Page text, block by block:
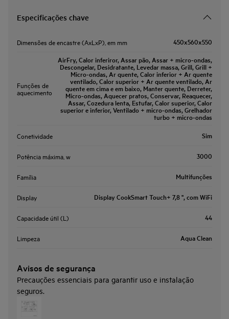
Especificações chave
Dimensões de encastre (AxLxP), em mm 450x560x550
Funções de
aquecimento
AirFry, Calor inferiror, Assar pão, Assar + micro-ondas,
Descongelar, Desidratante, Levedar massa, Grill, Grill +
Micro-ondas, Ar quente, Calor inferior + Ar quente
ventilado, Calor superior + Ar quente ventilado, Ar
quente em cima e em baixo, Manter quente, Derreter,
Micro-ondas, Aquecer pratos, Conservar, Reaquecer,
Assar, Cozedura lenta, Estufar, Calor superior, Calor
superior e inferior, Ventilado + micro-ondas, Grelhador
turbo + micro-ondas
Conetividade Sim
Potência máxima, w 3000
Família Multifunções
Display Display CookSmart Touch+ 7,8 '', com WiFi
Capacidade útil (L) 44
Limpeza Aqua Clean
Avisos de segurança
Precauções essenciais para garantir uso e instalação
seguros.